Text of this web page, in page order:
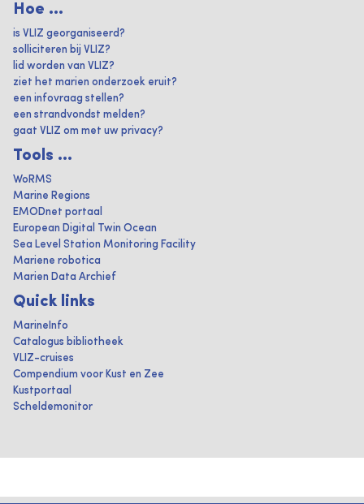
Hoe ...
is VLIZ georganiseerd?
solliciteren bij VLIZ?
lid worden van VLIZ?
ziet het marien onderzoek eruit?
een infovraag stellen?
een strandvondst melden?
gaat VLIZ om met uw privacy?
Tools ...
WoRMS
Marine Regions
EMODnet portaal
European Digital Twin Ocean
Sea Level Station Monitoring Facility
Mariene robotica
Marien Data Archief
Quick links
MarineInfo
Catalogus bibliotheek
VLIZ-cruises
Compendium voor Kust en Zee
Kustportaal
Scheldemonitor